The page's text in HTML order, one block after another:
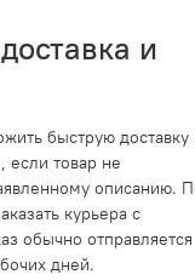
и
быструю доставку
если товар не
описанию.
курьера с
обычно отправляется
дней.